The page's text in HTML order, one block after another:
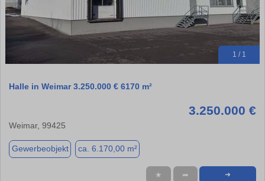
1 / 1
Halle in Weimar 3.250.000 € 6170 m²
3.250.000 €
Weimar, 99425
Gewerbeobjekt ca. 6.170,00 m²
★ ➦ ➜